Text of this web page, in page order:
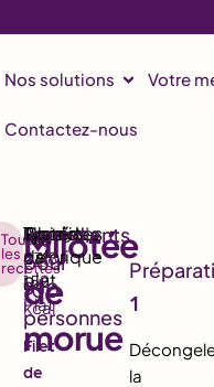
Nos solutions Votre
Contactez-nous
Toutes
les
recettes
Mijotée
de
morue
152
kcal
4
g
4,4
g
23,8
g
Plat
Filet
de
1
la